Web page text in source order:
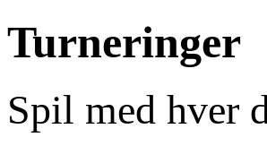
Turneringer
Spil med hver